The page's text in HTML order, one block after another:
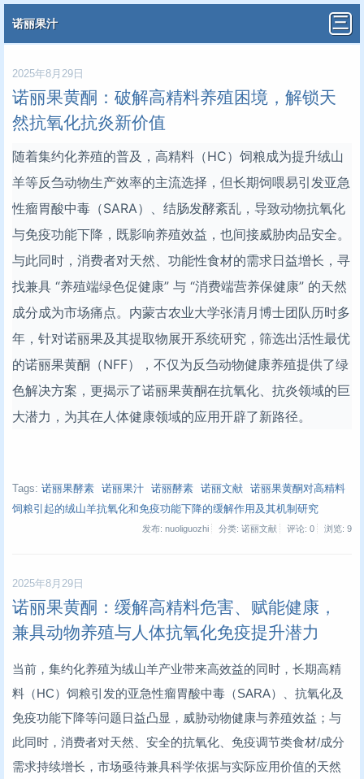
诺丽果汁
2025年8月29日
诺丽果黄酮：破解高精料养殖困境，解锁天
然抗氧化抗炎新价值
随着集约化养殖的普及，高精料（HC）饲粮成为提升绒山
羊等反刍动物生产效率的主流选择，但长期饲喂易引发亚急
性瘤胃酸中毒（SARA）、结肠发酵紊乱，导致动物抗氧化
与免疫功能下降，既影响养殖效益，也间接威胁肉品安全。
与此同时，消费者对天然、功能性食材的需求日益增长，寻
找兼具 “养殖端绿色促健康” 与 “消费端营养保健康” 的天然
成分成为市场痛点。内蒙古农业大学张清月博士团队历时多
年，针对诺丽果及其提取物展开系统研究，筛选出活性最优
的诺丽果黄酮（NFF），不仅为反刍动物健康养殖提供了绿
色解决方案，更揭示了诺丽果黄酮在抗氧化、抗炎领域的巨
大潜力，为其在人体健康领域的应用开辟了新路径。
Tags: 诺丽果酵素 诺丽果汁 诺丽酵素 诺丽文献
诺丽果黄酮对高精料
饲粮引起的绒山羊抗氧化和免疫功能下降的缓解作用及其机制研究
发布: nuoliguozhi 分类: 诺丽文献 评论: 0 浏览: 9
2025年8月29日
诺丽果黄酮：缓解高精料危害、赋能健康，
兼具动物养殖与人体抗氧化免疫提升潜力
当前，集约化养殖为绒山羊产业带来高效益的同时，长期高精
料（HC）饲粮引发的亚急性瘤胃酸中毒（SARA）、抗氧化及
免疫功能下降等问题日益凸显，威胁动物健康与养殖效益；与
此同时，消费者对天然、安全的抗氧化、免疫调节类食材/成分
需求持续增长，市场亟待兼具科学依据与实际应用价值的天然